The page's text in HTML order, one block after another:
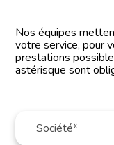
Nos équipes
votre service, pour
prestations
astérisque sont